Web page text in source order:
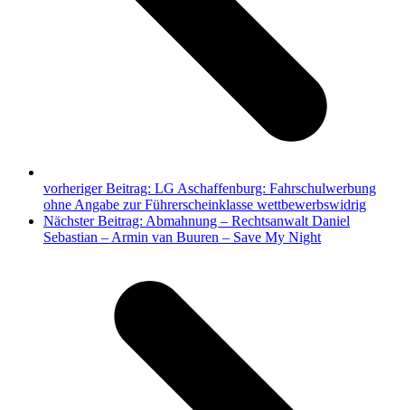
vorheriger Beitrag: LG Aschaffenburg: Fahrschulwerbung
ohne Angabe zur Führerscheinklasse wettbewerbswidrig
Nächster Beitrag: Abmahnung – Rechtsanwalt Daniel
Sebastian – Armin van Buuren – Save My Night